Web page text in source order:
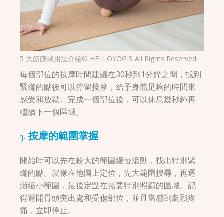
5 大筋膜球用法介紹© HELLOYOGIS All Rights Reserved.
每個部位的按摩時間建議在30秒到1分鐘之間，找到
緊繃的點後可以停留按摩，給予身體足夠的時間來
感受和放鬆。完成一個部位後，可以休息幾秒鐘再
繼續下一個區域。
3. 按摩的範圍掌握
開始時可以先在較大的範圍緩慢滾動，找出特別緊
繃的點。就像在地圖上定位，先大範圍搜尋，再逐
漸縮小範圍，最後定點在需要特別照顧的區域。記
得避開骨頭突出處和受傷部位，並且當感到劇烈疼
痛，立即停止。